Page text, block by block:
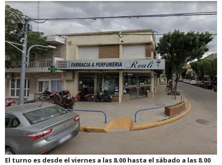
El turno es desde el viernes a las 8.00 hasta el sábado a las 8.00